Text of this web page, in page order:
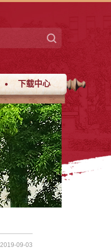
下载中心
2019-09-03